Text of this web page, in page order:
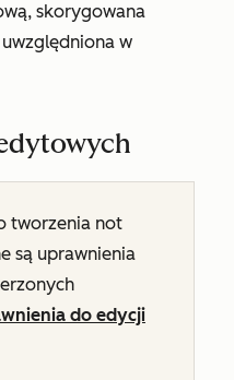
skorygowana
w
tworzenia not
są uprawnienia
do edycji